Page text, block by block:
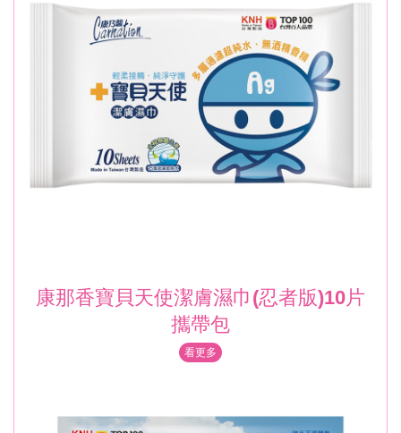
康那香寶貝天使潔膚濕巾(忍者版)10片
攜帶包
看更多